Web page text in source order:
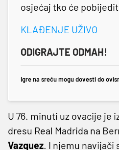
osjećaj tko će
KLAĐENJE UŽIVO
ODIGRAJTE ODMAH!
Igre na sreću mogu dovesti do
U 76. minuti uz ovacije je
dresu Real Madrida na
Vazquez. I njemu navijači